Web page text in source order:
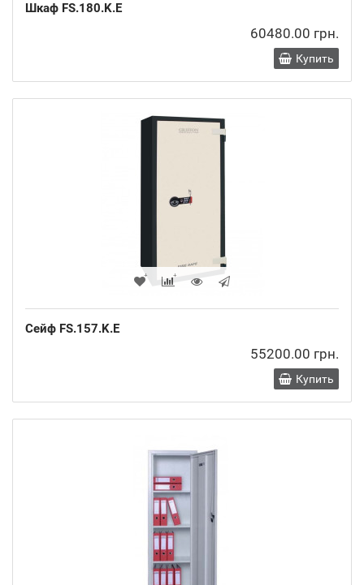
Шкаф FS.180.K.E
60480.00 грн.
Купить
Сейф FS.157.K.E
55200.00 грн.
Купить